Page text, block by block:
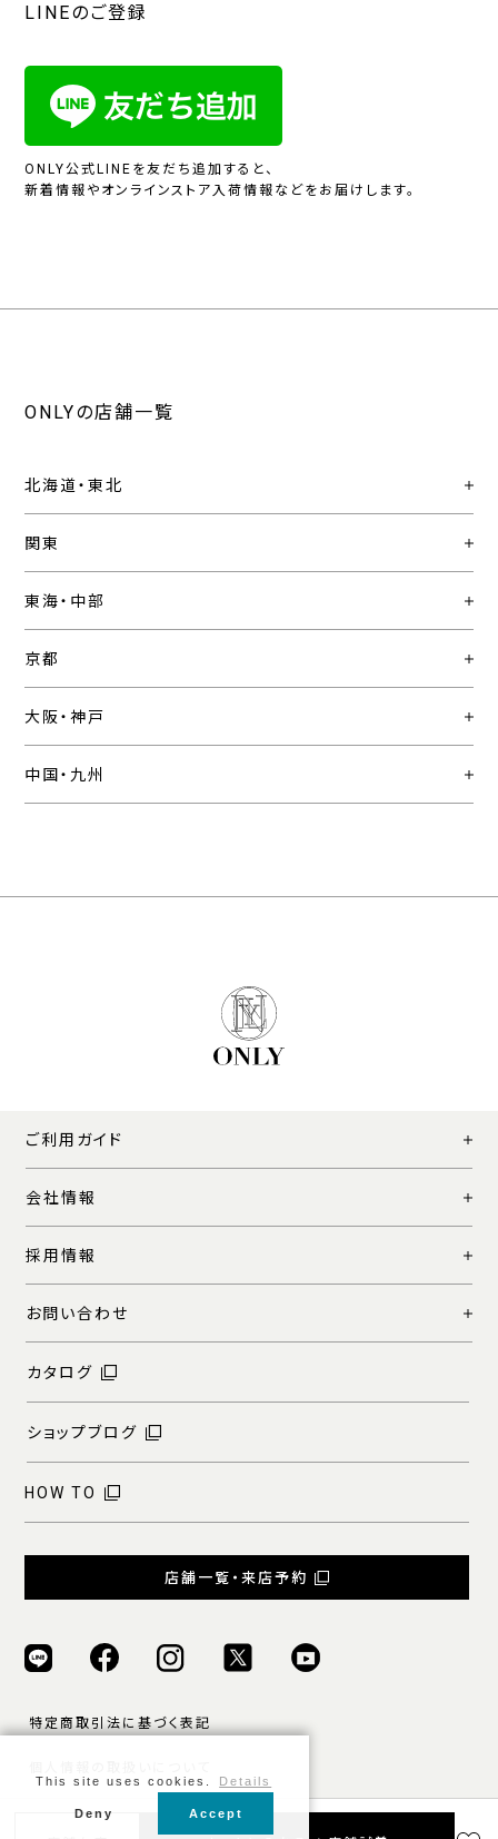
LINEのご登録
ONLY公式LINEを友だち追加すると、
新着情報やオンラインストア入荷情報などをお届けします。
ONLYの店舗一覧
北海道・東北
関東
東海・中部
京都
大阪・神戸
中国・九州
ご利用ガイド
会社情報
採用情報
お問い合わせ
カタログ
ショップブログ
HOW TO
店舗一覧・来店予約
特定商取引法に基づく表記
ご利用規約
This site uses cookies. Details
Deny Accept